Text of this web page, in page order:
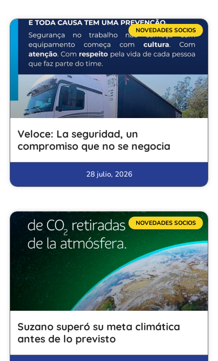
NOVEDADES SOCIOS
Veloce: La seguridad, un
compromiso que no se negocia
28 julio, 2026
NOVEDADES SOCIOS
Suzano superó su meta climática
antes de lo previsto